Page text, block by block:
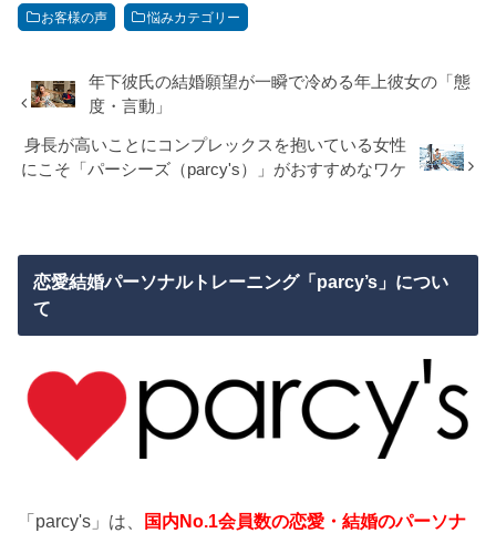
お客様の声 悩みカテゴリー
年下彼氏の結婚願望が一瞬で冷める年上彼女の「態
度・言動」
身長が高いことにコンプレックスを抱いている女性
にこそ「パーシーズ（parcy's）」がおすすめなワケ
恋愛結婚パーソナルトレーニング「parcy’s」につい
て
「parcy's」は、
国内No.1会員数の恋愛・結婚のパーソナ